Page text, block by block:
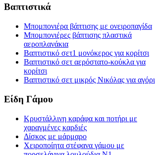
Βαπτιστικά
Μπομπονιέρα βάπτισης με ονειροπαγίδα
Μπομπονιέρες βάπτισης πλαστικά
αεροπλανάκια
Βαπτιστικό σετ1 μονόκερος για κορίτσι
Βαπτιστικό σετ αερόστατο-κούκλα για
κορίτσι
Βαπτιστικό σετ μικρός Νικόλας για αγόρι
Είδη Γάμου
Κρυστάλλινη καράφα και ποτήρι με
χαραγμένες καρδιές
Δίσκος με μάρμαρο
Χειροποίητα στέφανα γάμου με